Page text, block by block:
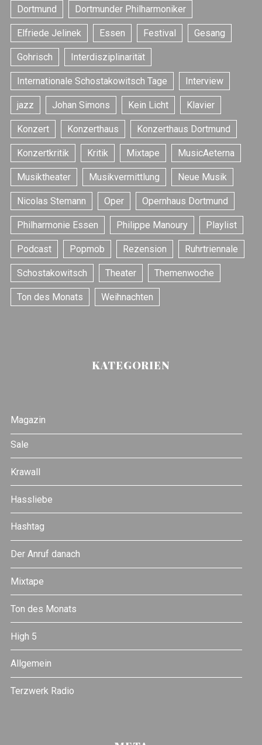
Dortmund Dortmunder Philharmoniker
Elfriede Jelinek Essen Festival Gesang
Gohrisch Interdisziplinarität
Internationale Schostakowitsch Tage Interview
jazz Johan Simons Kein Licht Klavier
Konzert Konzerthaus Konzerthaus Dortmund
Konzertkritik Kritik Mixtape MusicAeterna
Musiktheater Musikvermittlung Neue Musik
Nicolas Stemann Oper Opernhaus Dortmund
Philharmonie Essen Philippe Manoury Playlist
Podcast Popmob Rezension Ruhrtriennale
Schostakowitsch Theater Themenwoche
Ton des Monats Weihnachten
KATEGORIEN
Magazin
Sale
Krawall
Hassliebe
Hashtag
Der Anruf danach
Mixtape
Ton des Monats
High 5
Allgemein
Terzwerk Radio